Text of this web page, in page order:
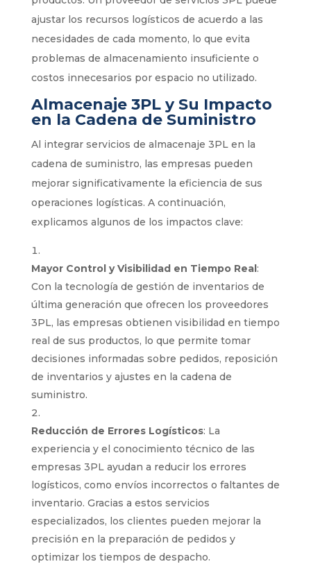
ajustar los recursos logísticos de acuerdo a las
necesidades de cada momento, lo que evita
problemas de almacenamiento insuficiente o
costos innecesarios por espacio no utilizado.
Almacenaje 3PL y Su Impacto
en la Cadena de Suministro
Al integrar servicios de almacenaje 3PL en la
cadena de suministro, las empresas pueden
mejorar significativamente la eficiencia de sus
operaciones logísticas. A continuación,
explicamos algunos de los impactos clave:
Mayor Control y Visibilidad en Tiempo Real:
Con la tecnología de gestión de inventarios de
última generación que ofrecen los proveedores
3PL, las empresas obtienen visibilidad en tiempo
real de sus productos, lo que permite tomar
decisiones informadas sobre pedidos, reposición
de inventarios y ajustes en la cadena de
suministro.
Reducción de Errores Logísticos: La
experiencia y el conocimiento técnico de las
empresas 3PL ayudan a reducir los errores
logísticos, como envíos incorrectos o faltantes de
inventario. Gracias a estos servicios
especializados, los clientes pueden mejorar la
precisión en la preparación de pedidos y
optimizar los tiempos de despacho.